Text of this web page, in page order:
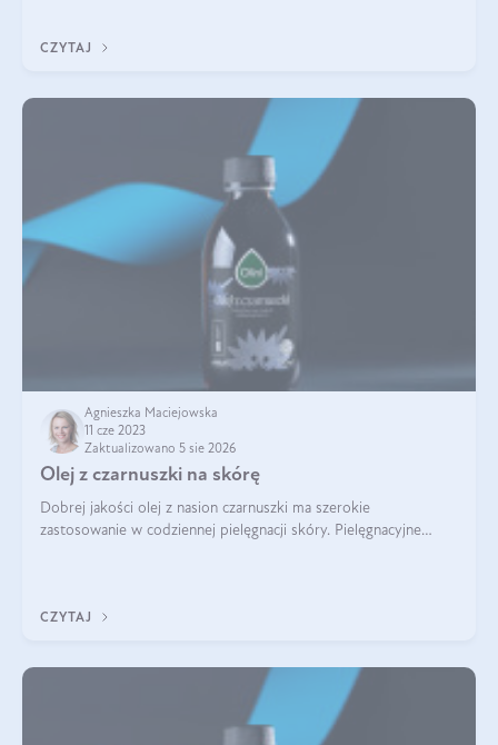
CZYTAJ
Agnieszka Maciejowska
11 cze 2023
Zaktualizowano 5 sie 2026
Olej z czarnuszki na skórę
Dobrej jakości olej z nasion czarnuszki ma szerokie
zastosowanie w codziennej pielęgnacji skóry. Pielęgnacyjne
CZYTAJ